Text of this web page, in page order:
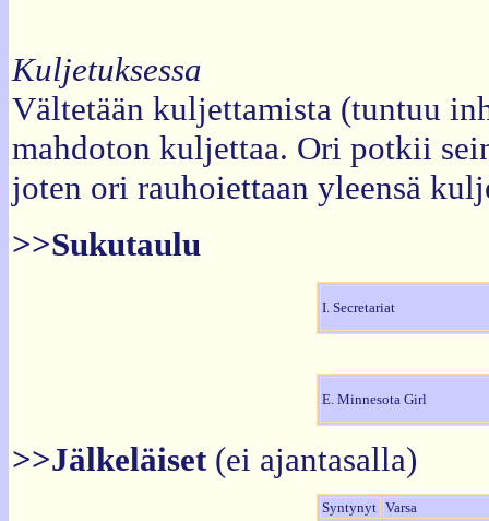
Kuljetuksessa
Vältetään kuljettamista (tuntuu
mahdoton kuljettaa. Ori potkii
joten ori rauhoiettaan yleensä
>>Sukutaulu
I. Secretariat
E. Minnesota Girl
>>Jälkeläiset(ei ajantasalla)
Syntynyt Varsa